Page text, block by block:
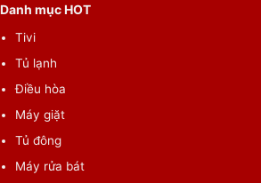
Danh mục HOT
Tivi
Tủ lạnh
Điều hòa
Máy giặt
Tủ đông
Máy rửa bát